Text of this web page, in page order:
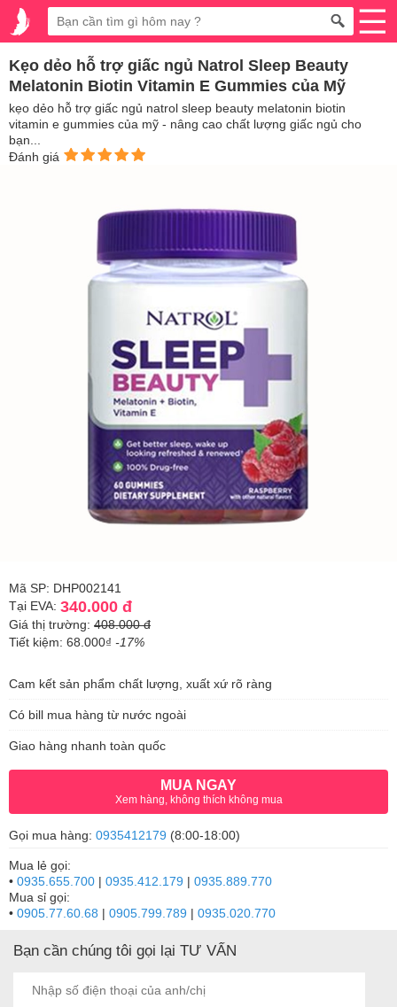
Kẹo dẻo hỗ trợ giấc ngủ Natrol Sleep Beauty
Melatonin Biotin Vitamin E Gummies của Mỹ
kẹo dẻo hỗ trợ giấc ngủ natrol sleep beauty melatonin biotin
vitamin e gummies của mỹ - nâng cao chất lượng giấc ngủ cho
bạn...
Đánh giá
Mã SP: DHP002141
Tại EVA: 340.000 đ
Giá thị trường: 408.000 đ
Tiết kiệm: 68.000₫ -17%
Cam kết sản phẩm chất lượng, xuất xứ rõ ràng
Có bill mua hàng từ nước ngoài
Giao hàng nhanh toàn quốc
MUA NGAY
Xem hàng, không thích không mua
Gọi mua hàng: 0935412179 (8:00-18:00)
Mua lẻ gọi:
• 0935.655.700 | 0935.412.179 | 0935.889.770
Mua sỉ gọi:
• 0905.77.60.68 | 0905.799.789 | 0935.020.770
Bạn cần chúng tôi gọi lại TƯ VẤN